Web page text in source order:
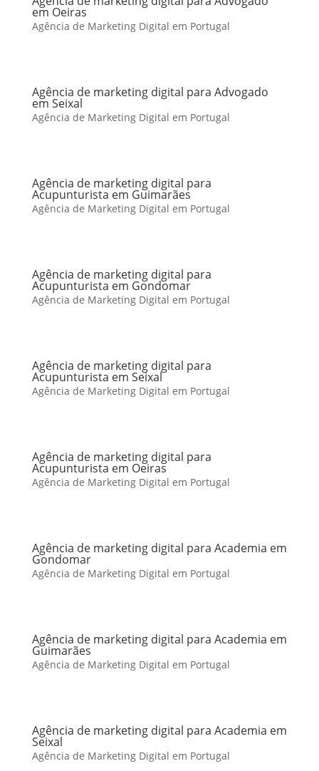
em Oeiras
Agência de Marketing Digital em Portugal
Agência de marketing digital para Advogado
em Seixal
Agência de Marketing Digital em Portugal
Agência de marketing digital para
Acupunturista em Guimarães
Agência de Marketing Digital em Portugal
Agência de marketing digital para
Acupunturista em Gondomar
Agência de Marketing Digital em Portugal
Agência de marketing digital para
Acupunturista em Seixal
Agência de Marketing Digital em Portugal
Agência de marketing digital para
Acupunturista em Oeiras
Agência de Marketing Digital em Portugal
Agência de marketing digital para Academia em
Gondomar
Agência de Marketing Digital em Portugal
Agência de marketing digital para Academia em
Guimarães
Agência de Marketing Digital em Portugal
Agência de marketing digital para Academia em
Seixal
Agência de Marketing Digital em Portugal